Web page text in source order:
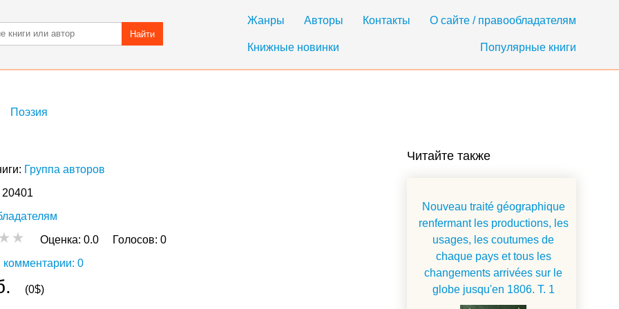
Жанры Авторы Контакты О сайте / правообладателям
Книжные новинки Популярные книги
Найти
Поэзия
Группа авторов
20401
Оценка: 0.0 Голосов: 0
0
(0$)
Читайте также
Nouveau traité géographique
renfermant les productions, les
usages, les coutumes de
chaque pays et tous les
changements arrivées sur le
globe jusqu'en 1806. T. 1